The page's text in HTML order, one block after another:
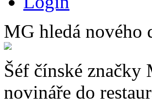
MG hledá nového
Šéf čínské
novináře do